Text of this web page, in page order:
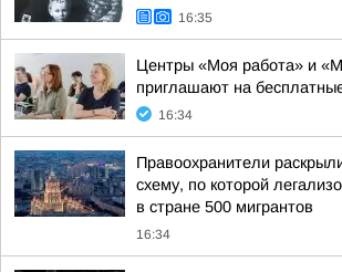
16:35
Центры «Моя работа» и
приглашают на
16:34
Правоохранители
схему, по которой
в стране 500 мигрантов
16:34